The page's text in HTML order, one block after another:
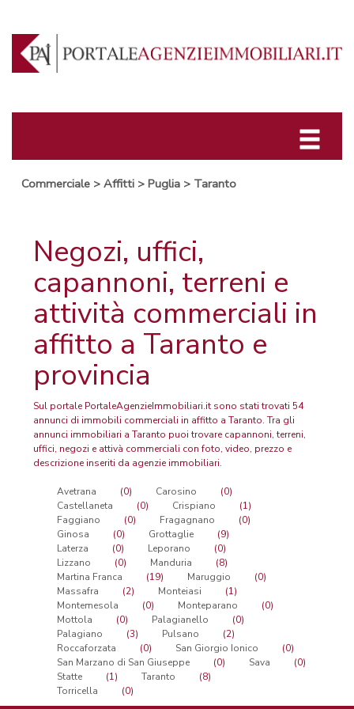
Commerciale > Affitti > Puglia > Taranto
Negozi, uffici,
capannoni, terreni e
attività commerciali in
affitto a Taranto e
provincia
Sul portale PortaleAgenzieImmobiliari.it sono stati trovati 54
annunci di immobili commerciali in affitto a Taranto. Tra gli
annunci immobiliari a Taranto puoi trovare capannoni, terreni,
uffici, negozi e attivà commerciali con foto, video, prezzo e
descrizione inseriti da agenzie immobiliari.
Avetrana (0) Carosino
(0)
Castellaneta
(0) Crispiano
(1)
Faggiano
(0) Fragagnano
(0)
Ginosa
(0) Grottaglie
(9)
Laterza
(0) Leporano
(0)
Lizzano
(0) Manduria
(8)
Martina Franca
(19) Maruggio
(0)
Massafra
(2) Monteiasi
(1)
Montemesola
(0) Monteparano
(0)
Mottola
(0) Palagianello
(0)
Palagiano
(3) Pulsano
(2)
Roccaforzata
(0) San Giorgio Ionico
(0)
San Marzano di San Giuseppe
(0) Sava
(0)
Statte
(1) Taranto
(8)
Torricella
(0)